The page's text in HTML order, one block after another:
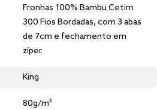
Fronhas 100% Bambu Cetim
300 Fios Bordadas, com 3 abas
de 7cm e fechamento em
zíper.
King
80g/m²